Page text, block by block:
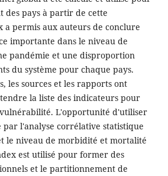
des pays à partir de cette
a permis aux auteurs de conclure
importante dans le niveau de
pandémie et une disproportion
du système pour chaque pays.
les sources et les rapports ont
la liste des indicateurs pour
L'opportunité d'utiliser
par l'analyse corrélative statistique
le niveau de morbidité et mortalité
est utilisé pour former des
et le partitionnement de